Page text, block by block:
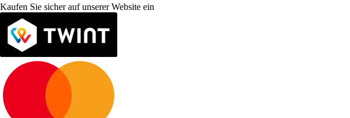
Kaufen Sie sicher auf unserer Website ein